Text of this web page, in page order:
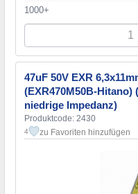
1000+
47uF 50V EXR
(EXR470M50B-
niedrige Impedanz)
Produktcode: 2430
4 zu Favoriten hinzufügen